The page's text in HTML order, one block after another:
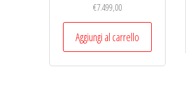
€7.499,00
Aggiungi al carrello